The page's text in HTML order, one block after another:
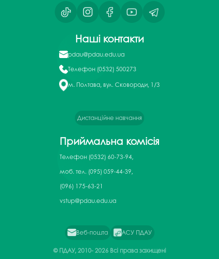
Наші контакти
pdau@pdau.edu.ua
Телефон (0532) 500273
м. Полтава, вул. Сковороди, 1/3
Дистанційне навчання
Приймальна комісія
Телефон (0532) 60-73-94,
моб. тел. (095) 059-44-39,
(096) 175-63-21
vstup@pdau.edu.ua
Веб-пошта АСУ ПДАУ
© ПДАУ, 2010-2026 Всі права захищені